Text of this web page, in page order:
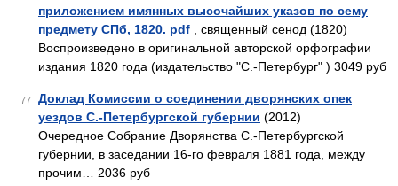
приложением имянных высочайших указов по сему
предмету СПб, 1820. pdf , священный сенод (1820)
Воспроизведено в оригинальной авторской орфографии
издания 1820 года (издательство "С.-Петербург" ) 3049 руб
77
Доклад Комиссии о соединении дворянских опек
уездов С.-Петербургской губернии (2012)
Очередное Собрание Дворянства С.-Петербургской
губернии, в заседании 16-го февраля 1881 года, между
прочим… 2036 руб